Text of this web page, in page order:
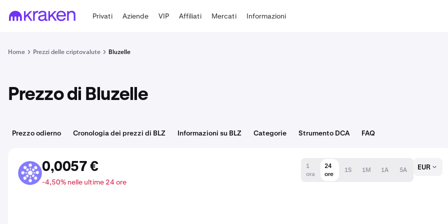
Privati Aziende VIP Affiliati Mercati Informazioni
Home Prezzi delle criptovalute Bluzelle
Prezzo di Bluzelle
Prezzo odierno Cronologia dei prezzi di BLZ Informazioni su BLZ Categorie Strumento DCA FAQ
BLZ 0,0057 €
-4,50% nelle ultime 24 ore
1
ora
24
ore
1S 1M 1A 5A EUR